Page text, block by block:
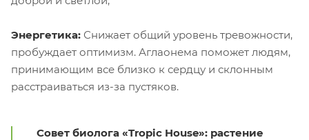
Энергетика: Снижает общий уровень тревожности,
пробуждает оптимизм. Аглаонема поможет людям,
принимающим все близко к сердцу и склонным
расстраиваться из-за пустяков.
Совет биолога «Tropic House»: растение